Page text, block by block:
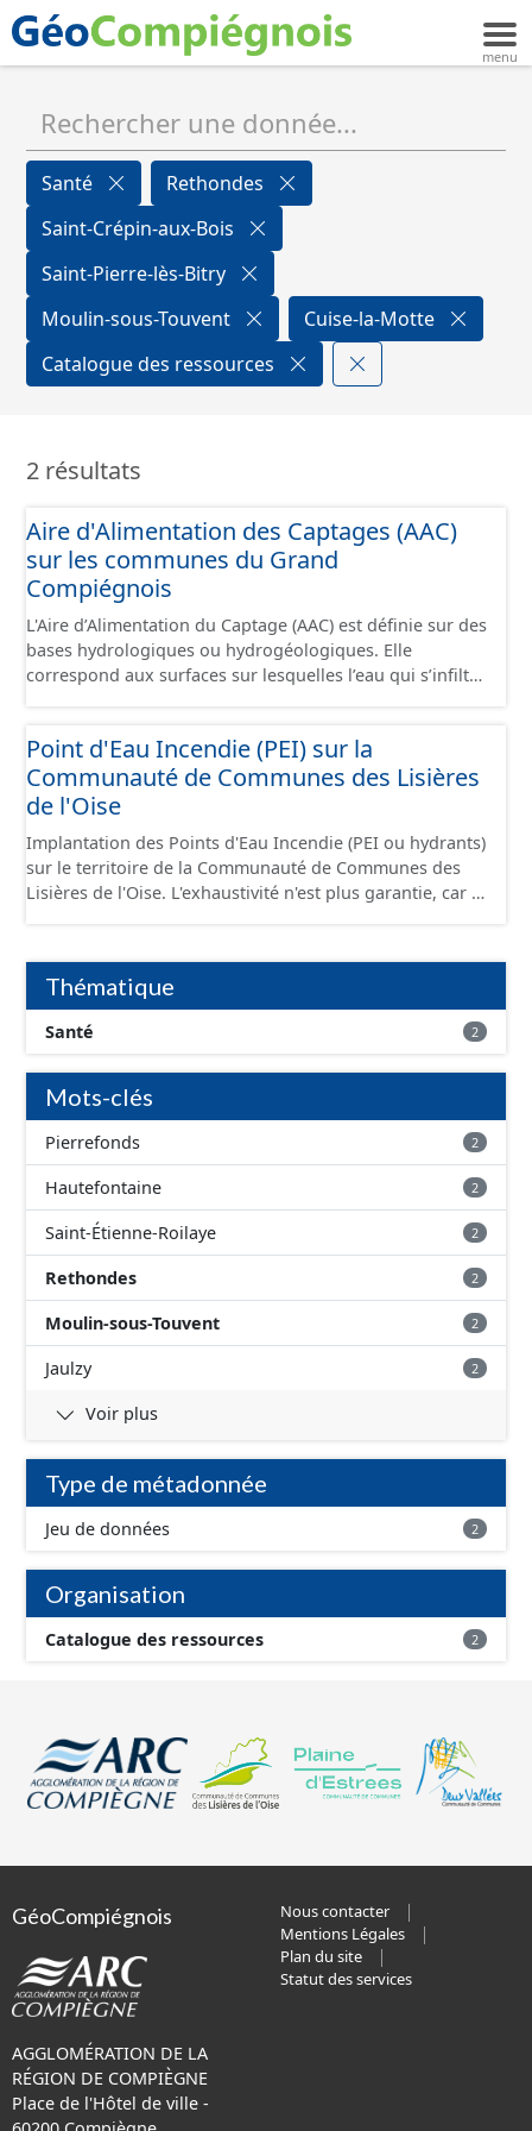
Santé
Rethondes
Saint-Crépin-aux-Bois
Saint-Pierre-lès-Bitry
Moulin-sous-Touvent
Cuise-la-Motte
Catalogue des ressources
2 résultats
Aire d'Alimentation des Captages (AAC)
sur les communes du Grand
Compiégnois
L'Aire d’Alimentation du Captage (AAC) est définie sur des
bases hydrologiques ou hydrogéologiques. Elle
correspond aux surfaces sur lesquelles l’eau qui s’infiltre
correspond : - pour un ouvrage de prélèvement destiné
à l'eau potable en eau superficielle : au sous-bassin
versant situé en amont de la ou des prises d’eau
l'apport d'eau souterraine externe à ce bassin versant
(ex: nappe de socle ou nappe d'accompagnement des
cours d'eau), - pour un ouvrage de prélèvement destiné
la surface du sol qui contribuent à l’alimentation du
captage). Les notions d’« aire d’alimentation » et de «
bassin d’alimentation » de captages (AAC, BAC) sont ici
correspond aux périmètres administratifs des AAC et
aux périmètres des sous-secteurs des aires de Baugy et
des Hospices.
Point d'Eau Incendie (PEI) sur la
Communauté de Communes des Lisières
de l'Oise
Implantation des Points d'Eau Incendie (PEI ou hydrants)
sur le territoire de la Communauté de Communes des
Lisières de l'Oise. L'exhaustivité n'est plus garantie, car il
2020.
Thématique
Santé 2
Mots-clés
Pierrefonds 2
Hautefontaine 2
Saint-Étienne-Roilaye 2
Rethondes 2
Moulin-sous-Touvent 2
Jaulzy 2
Voir plus
Type de métadonnée
Jeu de données 2
Organisation
Catalogue des ressources 2
GéoCompiégnois
AGGLOMÉRATION DE LA
RÉGION DE COMPIÈGNE
Place de l'Hôtel de ville -
Nous contacter
Mentions Légales
Plan du site
Statut des services